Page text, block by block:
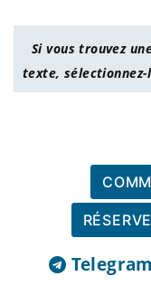
Si vous trouvez
texte,
Telegram